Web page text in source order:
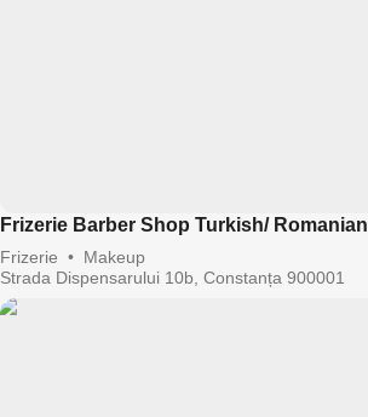
Frizerie Barber Shop Turkish/ Romanian
Frizerie • Makeup
Strada Dispensarului 10b, Constanța 900001